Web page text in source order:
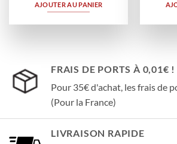
AJOUTER AU PANIER
FRAIS DE PORTS À 0,01€ !
Pour 35€ d'achat, les frais de
(Pour la France)
LIVRAISON RAPIDE